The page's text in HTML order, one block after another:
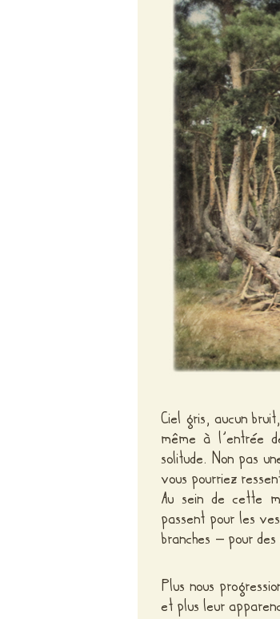
Ciel gris, aucun
même à l’entrée
solitude. Non pas
vous pourriez
Au sein de cette
passent pour les
branches – pour
Plus nous
et plus leur